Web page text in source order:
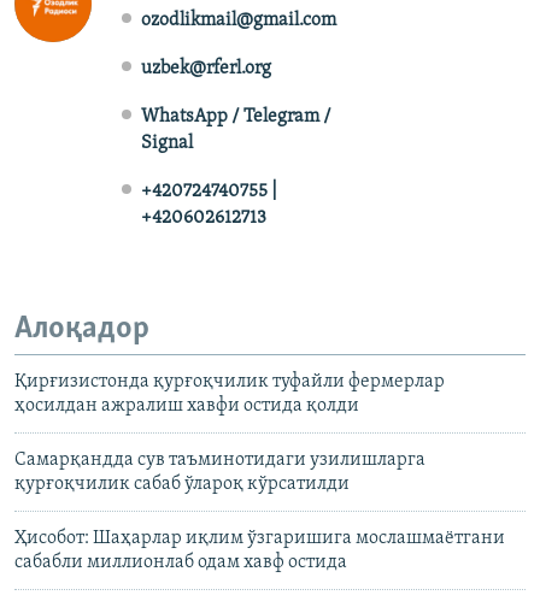
ozodlikmail@gmail.com
uzbek@rferl.org
WhatsApp / Telegram /
Signal
+420724740755 |
+420602612713
Алоқадор
Қирғизистонда қурғоқчилик туфайли фермерлар
ҳосилдан ажралиш хавфи остида қолди
Самарқандда сув таъминотидаги узилишларга
қурғоқчилик сабаб ўлароқ кўрсатилди
Ҳисобот: Шаҳарлар иқлим ўзгаришига мослашмаётгани
сабабли миллионлаб одам хавф остида